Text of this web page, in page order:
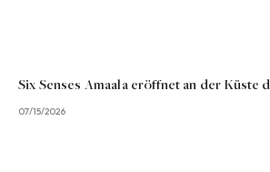
Six Senses Amaala eröffnet an der Küste
07/15/2026